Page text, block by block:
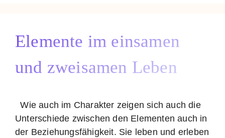
Elemente im einsamen
und zweisamen Leben
Wie auch im Charakter zeigen sich auch die
Unterschiede zwischen den Elementen auch in
der Beziehungsfähigkeit. Sie leben und erleben